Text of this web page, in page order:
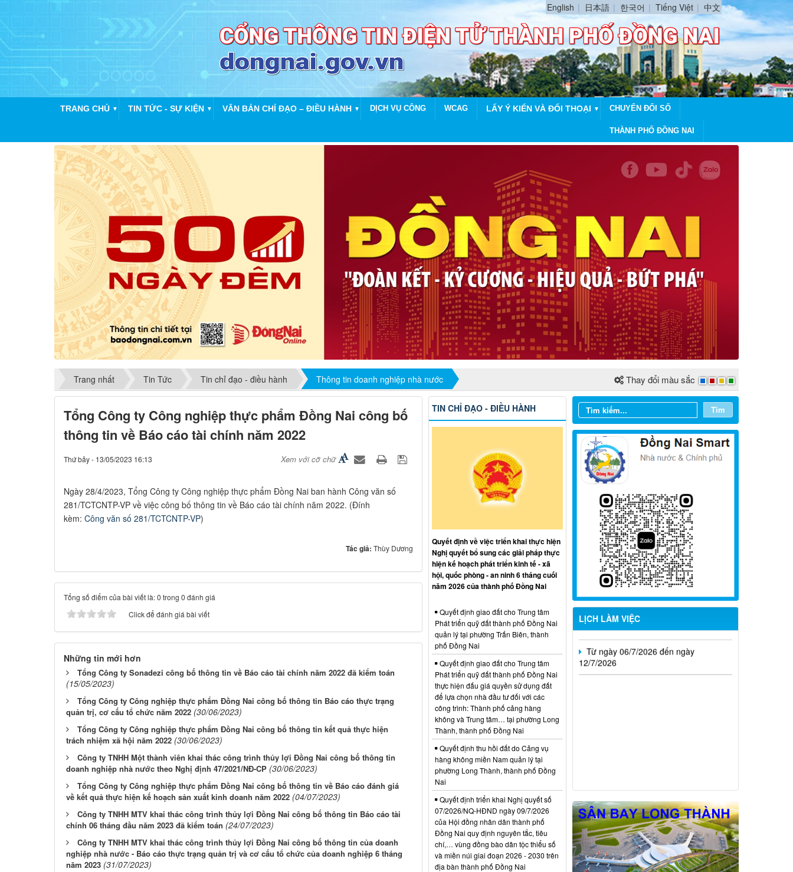
English 日本語 한국어 Tiếng Việt 中文
TRANG CHỦ ▼ TIN TỨC - SỰ KIỆN ▼ VĂN BẢN CHỈ ĐẠO – ĐIỀU HÀNH ▼ DỊCH VỤ CÔNG WCAG LẤY Ý KIẾN VÀ ĐỐI THOẠI ▼ CHUYỂN ĐỔI SỐ
THÀNH PHỐ ĐỒNG NAI
Trang nhất Tin Tức Tin chỉ đạo - điều hành Thông tin doanh nghiệp nhà nước Thay đổi màu sắc
Tổng Công ty Công nghiệp thực phẩm Đồng Nai công bố
thông tin về Báo cáo tài chính năm 2022
Thứ bảy - 13/05/2023 16:13 Xem với cỡ chữ
​Ngày 28/4/2023, Tổng Công ty Công nghiệp thực phẩm Đồng Nai ban hành Công văn số
281/TCTCNTP-VP về việc công bố thông tin về Báo cáo tài chính năm 2022. (Đính
kèm: Công văn số 281/TCTCNTP-VP)
Tác giả: Thùy Dương
Tổng số điểm của bài viết là: 0 trong 0 đánh giá
Click để đánh giá bài viết
Những tin mới hơn
Tổng Công ty Sonadezi công bố thông tin về Báo cáo tài chính năm 2022 đã kiểm toán
(15/05/2023)
Tổng Công ty Công nghiệp thực phẩm Đồng Nai công bố thông tin Báo cáo thực trạng
quản trị, cơ cấu tổ chức năm 2022 (30/06/2023)
Tổng Công ty Công nghiệp thực phẩm Đồng Nai công bố thông tin kết quả thực hiện
trách nhiệm xã hội năm 2022 (30/06/2023)
Công ty TNHH Một thành viên khai thác công trình thủy lợi Đồng Nai công bố thông tin
doanh nghiệp nhà nước theo Nghị định 47/2021/NĐ-CP (30/06/2023)
Tổng Công ty Công nghiệp thực phẩm Đồng Nai công bố thông tin về Báo cáo đánh giá
về kết quả thực hiện kế hoạch sản xuất kinh doanh năm 2022 (04/07/2023)
Công ty TNHH MTV khai thác công trình thủy lợi Đồng Nai công bố thông tin Báo cáo tài
chính 06 tháng đầu năm 2023 đã kiểm toán (24/07/2023)
Công ty TNHH MTV khai thác công trình thủy lợi Đồng Nai công bố thông tin của doanh
nghiệp nhà nước - Báo cáo thực trạng quản trị và cơ cấu tổ chức của doanh nghiệp 6 tháng
năm 2023 (31/07/2023)
Tìm
LỊCH LÀM VIỆC
Từ ngày 03/8/2026 đến ngày
09/8/2026
Từ ngày 27/7/2026 đến ngày
02/8/2026
Từ ngày 20/7/2026 đến ngày
26/7/2026
Từ ngày 13/7/2026 đến ngày
18/7/2026
12/7/2026
TIN CHỈ ĐẠO - ĐIỀU HÀNH
Quyết định về việc triển khai thực hiện
Nghị quyết bổ sung các giải pháp thực
hiện kế hoạch phát triển kinh tế - xã
hội, quốc phòng - an ninh 6 tháng cuối
năm 2026 của thành phố Đồng Nai
Quyết định giao đất cho Trung tâm
Phát triển quỹ đất thành phố Đồng Nai
quản lý tại phường Trấn Biên, thành
phố Đồng Nai
Quyết định giao đất cho Trung tâm
Phát triển quỹ đất thành phố Đồng Nai
thực hiện đấu giá quyền sử dụng đất
để lựa chọn nhà đầu tư đối với các
công trình: Thành phố cảng hàng
không và Trung tâm… tại phường Long
Thành, thành phố Đồng Nai
Quyết định thu hồi đất do Cảng vụ
hàng không miền Nam quản lý tại
phường Long Thành, thành phố Đồng
Nai
Quyết định triển khai Nghị quyết số
07/2026/NQ-HĐND ngày 09/7/2026
của Hội đồng nhân dân thành phố
Đồng Nai quy định nguyên tắc, tiêu
chí,… vùng đồng bào dân tộc thiểu số
và miền núi giai đoạn 2026 - 2030 trên
địa bàn thành phố Đồng Nai